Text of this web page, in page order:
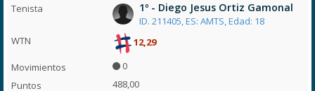
1º - Diego Jesus Ortiz Gamonal
ID. 211405, ES: AMTS, Edad: 18
12,29
0
488,00